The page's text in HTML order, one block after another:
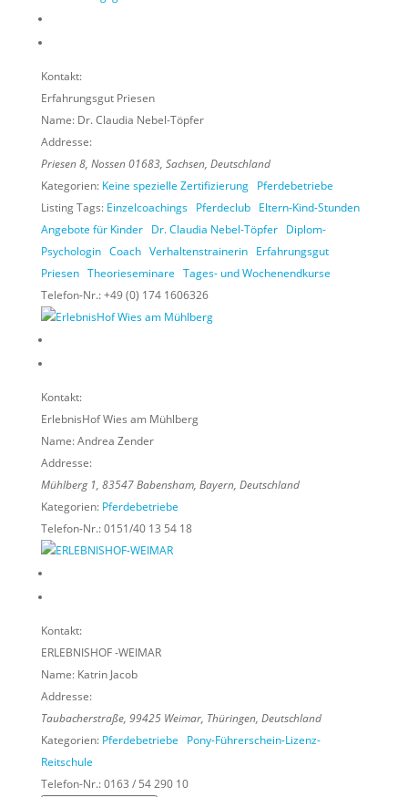
Kontakt:
Erfahrungsgut Priesen
Name: Dr. Claudia Nebel-Töpfer
Addresse:
Priesen 8, Nossen01683, Sachsen, Deutschland
Kategorien: Keine spezielle Zertifizierung Pferdebetriebe
Listing Tags: Einzelcoachings Pferdeclub Eltern-Kind-Stunden
Angebote für Kinder Dr. Claudia Nebel-Töpfer Diplom-
Psychologin Coach Verhaltenstrainerin Erfahrungsgut
Priesen Theorieseminare Tages- und Wochenendkurse
Telefon-Nr.:+49 (0) 174 1606326
Kontakt:
ErlebnisHof Wies am Mühlberg
Name:Andrea Zender
Addresse:
Mühlberg 1, 83547Babensham, Bayern, Deutschland
Kategorien: Pferdebetriebe
Telefon-Nr.:0151/40 13 54 18
Kontakt:
ERLEBNISHOF -WEIMAR
Name: Katrin Jacob
Addresse:
Taubacherstraße, 99425Weimar, Thüringen, Deutschland
Kategorien: Pferdebetriebe
Pony-Führerschein-Lizenz-
Reitschule
Telefon-Nr.:0163 / 54 290 10